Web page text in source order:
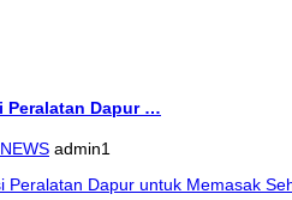
Peralatan Dapur …
admin1